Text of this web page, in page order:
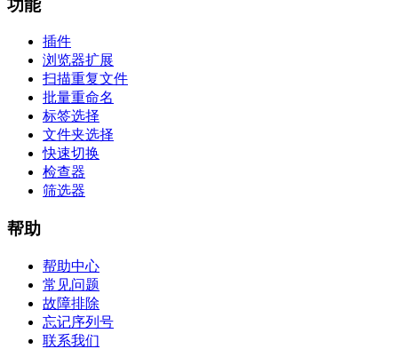
功能
插件
浏览器扩展
扫描重复文件
批量重命名
标签选择
文件夹选择
快速切换
检查器
筛选器
帮助
帮助中心
常见问题
故障排除
忘记序列号
联系我们